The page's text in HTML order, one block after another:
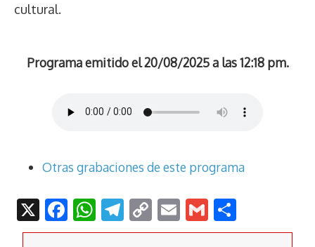
cultural.
Programa emitido el 20/08/2025 a las 12:18 pm.
Otras grabaciones de este programa
X F
ac
W
h
T
el
C
o
E
m
G
m o